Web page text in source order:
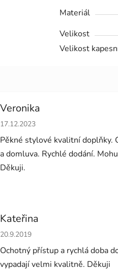
Materiál
Velikost
Velikost
Veronika
Hodnocení obchodu je 5 z 5
17.12.2023
Pěkné stylové kvalitní doplňky.
a domluva. Rychlé dodání.
Děkuji.
Kateřina
Hodnocení obchodu je 5 z 5
20.9.2019
Ochotný přístup a rychlá doba
vypadají velmi kvalitně. Děkuji